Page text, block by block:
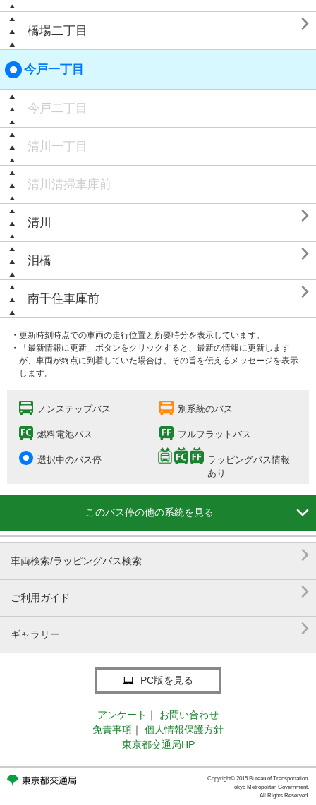
橋場二丁目 
今戸一丁目
今戸二丁目
清川一丁目
清川清掃車庫前
清川 
泪橋 
南千住車庫前 
・更新時刻時点での車両の走行位置と所要時分を表示しています。
・「最新情報に更新」ボタンをクリックすると、最新の情報に更新します
が、車両が終点に到着していた場合は、その旨を伝えるメッセージを表示
します。
ノンステップバス 別系統のバス
燃料電池バス フルフラットバス
選択中のバス停
ラッピングバス情報
あり
このバス停の他の系統を見る 
車両検索/ラッピングバス検索 
ご利用ガイド 
ギャラリー 
PC版を見る
アンケート ｜
お問い合わせ
免責事項 ｜
個人情報保護方針
東京都交通局HP
Copyright© 2015 Bureau of Transportation.
Tokyo Metropolitan Government.
All Rights Reserved.